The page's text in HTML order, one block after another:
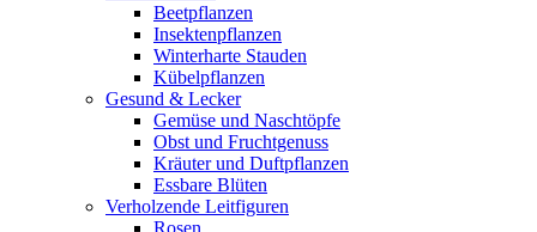
Beetpflanzen
Insektenpflanzen
Winterharte Stauden
Kübelpflanzen
Gesund & Lecker
Gemüse und Naschtöpfe
Obst und Fruchtgenuss
Kräuter und Duftpflanzen
Essbare Blüten
Verholzende Leitfiguren